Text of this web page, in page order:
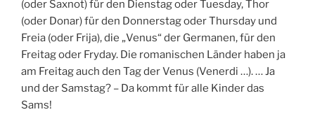
(oder Saxnot) für den Dienstag oder Tuesday, Thor
(oder Donar) für den Donnerstag oder Thursday und
Freia (oder Frija), die „Venus“ der Germanen, für den
Freitag oder Fryday. Die romanischen Länder haben ja
am Freitag auch den Tag der Venus (Venerdi …). … Ja
und der Samstag? – Da kommt für alle Kinder das
Sams!